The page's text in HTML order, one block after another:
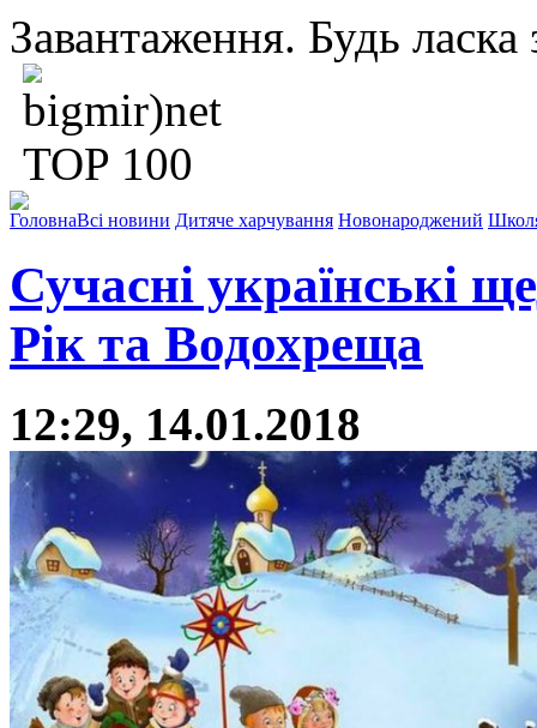
Завантаження. Будь ласка
ГоловнаВсі новини Дитяче харчування Новонароджений
Сучасні українські
Рік та Водохреща
12:29, 14.01.2018